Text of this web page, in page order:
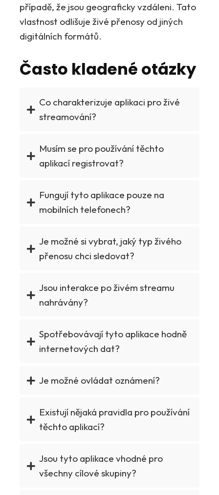
případě, že jsou geograficky vzdáleni. Tato
vlastnost odlišuje živé přenosy od jiných
digitálních formátů.
Často kladené otázky
Co charakterizuje aplikaci pro živé
streamování?
Musím se pro používání těchto
aplikací registrovat?
Fungují tyto aplikace pouze na
mobilních telefonech?
Je možné si vybrat, jaký typ živého
přenosu chci sledovat?
Jsou interakce po živém streamu
nahrávány?
Spotřebovávají tyto aplikace hodně
internetových dat?
Je možné ovládat oznámení?
Existují nějaká pravidla pro používání
těchto aplikací?
Jsou tyto aplikace vhodné pro
všechny cílové skupiny?